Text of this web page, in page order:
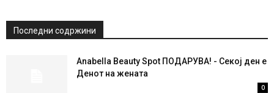
Последни содржини
Anabella Beauty Spot ПОДАРУВА! - Секој ден е
Денот на жената
0